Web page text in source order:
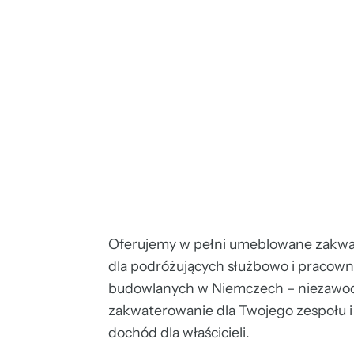
Oferujemy w pełni umeblowane
dla podróżujących służbowo i
budowlanych w Niemczech –
zakwaterowanie dla Twojego zespołu
dochód dla właścicieli.